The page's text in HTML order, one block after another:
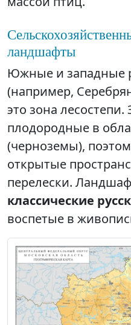
ландшафты
Южные и западные
(например,
это зона
плодородные в
(черноземы),
открытые
перелески.
классические
воспетые в